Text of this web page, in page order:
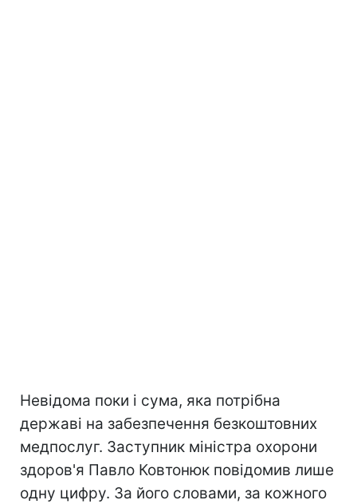
Невідома поки і сума, яка потрібна
державі на забезпечення безкоштовних
медпослуг. Заступник міністра охорони
здоров'я Павло Ковтонюк повідомив лише
одну цифру. За його словами, за кожного